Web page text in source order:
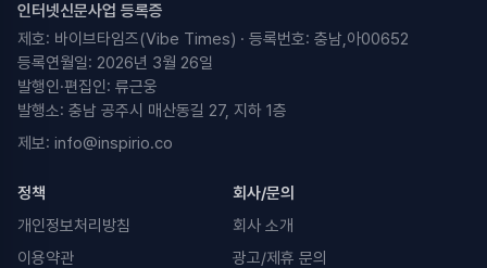
인터넷신문사업 등록증
제호: 바이브타임즈(Vibe Times) · 등록번호: 충남,아00652
등록연월일: 2026년 3월 26일
발행인·편집인: 류근웅
발행소: 충남 공주시 매산동길 27, 지하 1층
제보: info@inspirio.co
정책
개인정보처리방침
이용약관
회사/문의
회사 소개
광고/제휴 문의